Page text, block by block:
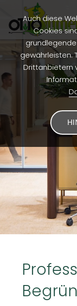
Auch diese
Cookies
gewährleisten.
Drittanbietern